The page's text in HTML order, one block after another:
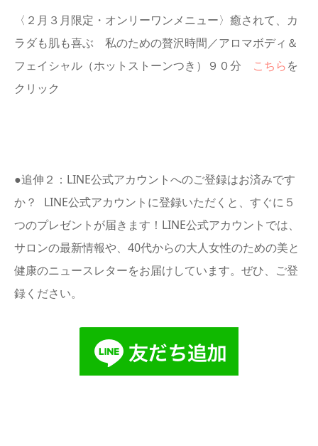
〈２月３月限定・オンリーワンメニュー〉癒されて、カ
ラダも肌も喜ぶ 私のための贅沢時間／アロマボディ＆
フェイシャル（ホットストーンつき）９０分 こちらを
クリック
●追伸２：LINE公式アカウントへのご登録はお済みです
か？ LINE公式アカウントに登録いただくと、すぐに５
つのプレゼントが届きます！LINE公式アカウントでは、
サロンの最新情報や、40代からの大人女性のための美と
健康のニュースレターをお届けしています。ぜひ、ご登
録ください。